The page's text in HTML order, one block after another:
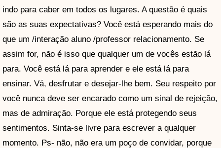
indo para caber em todos os lugares. A questão é quais
são as suas expectativas? Você está esperando mais do
que um /interação aluno /professor relacionamento. Se
assim for, não é isso que qualquer um de vocês estão lá
para. Você está lá para aprender e ele está lá para
ensinar. Vá, desfrutar e desejar-lhe bem. Seu respeito por
você nunca deve ser encarado como um sinal de rejeição,
mas de admiração. Porque ele está protegendo seus
sentimentos. Sinta-se livre para escrever a qualquer
momento. Ps- não, não era um poço de convidar, porque